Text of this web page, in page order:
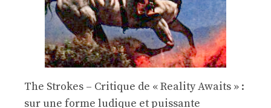
The Strokes – Critique de « Reality Awaits » :
sur une forme ludique et puissante